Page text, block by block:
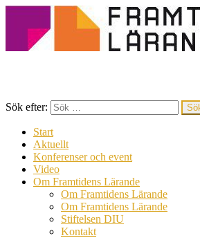
Sök efter:
Start
Aktuellt
Konferenser och event
Video
Om Framtidens Lärande
Om Framtidens Lärande
Om Framtidens Lärande
Stiftelsen DIU
Kontakt